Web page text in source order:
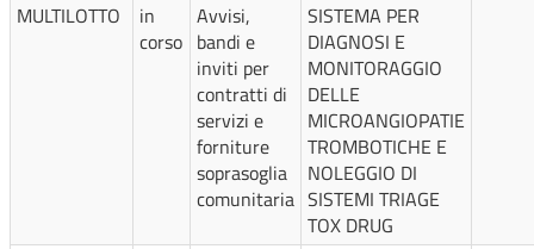
MULTILOTTO
in
corso
Avvisi,
bandi e
inviti per
contratti di
servizi e
forniture
soprasoglia
comunitaria
SISTEMA PER
DIAGNOSI E
MONITORAGGIO
DELLE
MICROANGIOPATIE
TROMBOTICHE E
NOLEGGIO DI
SISTEMI TRIAGE
TOX DRUG